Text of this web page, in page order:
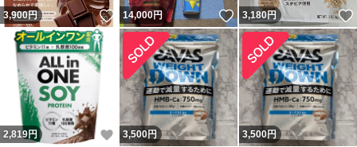
3,900円 いいね！
14,000円 いいね！
3,180円
2,819円 いいね！
3,500円 3,500円